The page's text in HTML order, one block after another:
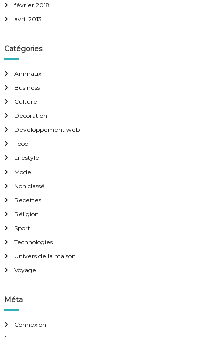
février 2018
avril 2013
Catégories
Animaux
Business
Culture
Décoration
Développement web
Food
Lifestyle
Mode
Non classé
Recettes
Réligion
Sport
Technologies
Univers de la maison
Voyage
Méta
Connexion